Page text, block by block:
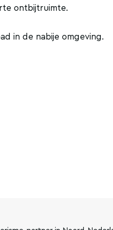
ontbijtruimte.
in de nabije omgeving.